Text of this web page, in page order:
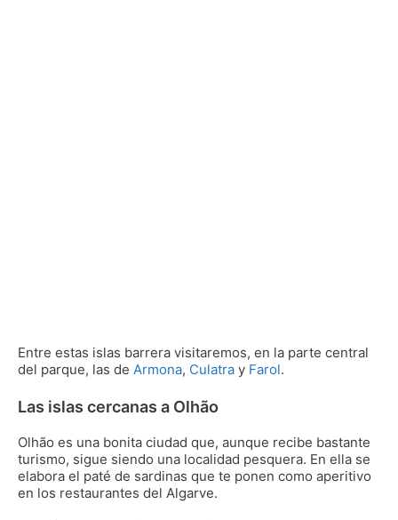
Entre estas islas barrera visitaremos, en la parte central
del parque, las de Armona, Culatra y Farol.
Las islas cercanas a Olhão
Olhão es una bonita ciudad que, aunque recibe bastante
turismo, sigue siendo una localidad pesquera. En ella se
elabora el paté de sardinas que te ponen como aperitivo
en los restaurantes del Algarve.